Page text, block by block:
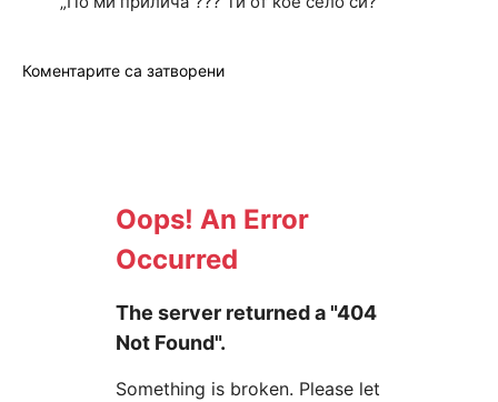
Коментарите са затворени